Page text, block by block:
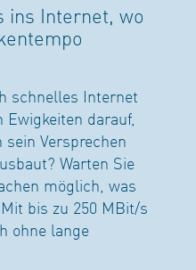
ins Internet, wo
schnelles Internet
darauf,
Versprechen
Warten Sie
möglich, was
bis zu 250 MBit/s
ohne lange